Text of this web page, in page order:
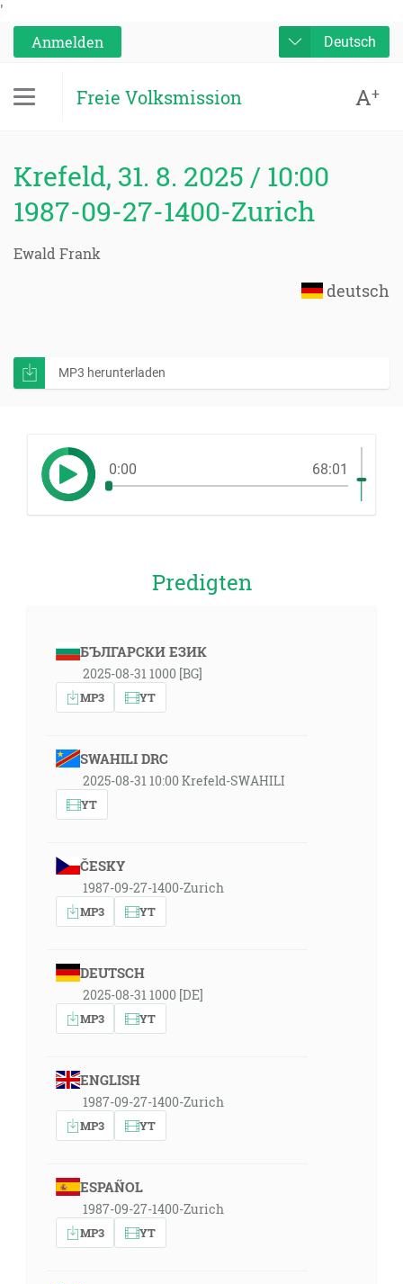
'
Anmelden
Deutsch
Freie Volksmission A+
Krefeld, 31. 8. 2025 / 10:00
1987-09-27-1400-Zurich
Ewald Frank
deutsch
MP3 herunterladen
0:00 68:01
Predigten
БЪЛГАРСКИ ЕЗИК
2025-08-31 1000 [BG]
MP3 YT
SWAHILI DRC
2025-08-31 10:00 Krefeld-SWAHILI
YT
ČESKY
1987-09-27-1400-Zurich
MP3 YT
DEUTSCH
2025-08-31 1000 [DE]
MP3 YT
ENGLISH
1987-09-27-1400-Zurich
MP3 YT
ESPAÑOL
1987-09-27-1400-Zurich
MP3 YT